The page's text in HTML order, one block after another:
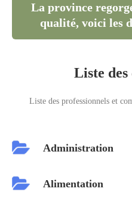
La province
qualité, voici les
Liste des
Liste des professionnels et
Administration
Alimentation